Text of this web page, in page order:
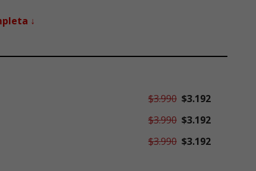
↓
$3.990 $3.192
$3.990 $3.192
$3.990 $3.192